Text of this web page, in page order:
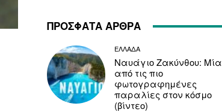
ΠΡΟΣΦΑΤΑ ΑΡΘΡΑ
ΕΛΛΑΔΑ
Ναυάγιο Ζακύνθου: Μία
από τις πιο
φωτογραφημένες
παραλίες στον κόσμο
(βίντεο)